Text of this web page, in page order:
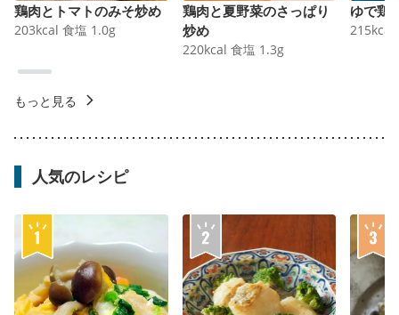
鶏肉とトマトのみそ炒め
203kcal 食塩 1.0g
鶏肉と夏野菜のさっぱり
炒め
220kcal 食塩 1.3g
ゆで鶏
215kcal
もっと見る
人気のレシピ